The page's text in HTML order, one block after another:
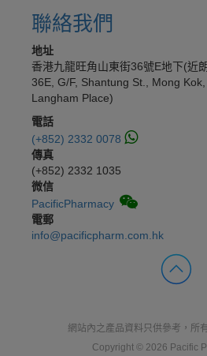
聯絡我們
地址
香港九龍旺角山東街36號E地下(近
36E, G/F, Shantung St., Mong
Langham Place)
電話
(+852) 2332 0078
傳真
(+852) 2332 1035
微信
PacificPharmacy
電郵
info@pacificpharm.com.hk
網站內之產品資料只供參考，所
Copyright © 2026 Pacific